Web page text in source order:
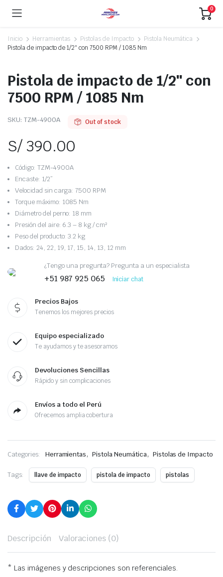
0
Inicio Herramientas Pistolas de Impacto
Pistola Neumática
Pistola de impacto de 1/2″ con 7500 RPM / 1085 Nm
Pistola de impacto de 1/2″ con
7500 RPM / 1085 Nm
SKU: TZM-4900A Out of stock
S/390.00
Código: TZM-4900A
Encaste: 1/2”
Velocidad sin carga: 7500 RPM
Torque máximo: 1085 Nm
Diámetro del perno: 18 mm
Presión del aire: 6.3 – 8 kg / cm²
Peso del producto: 3.2 kg
Dados: 24, 22, 19, 17, 15, 14, 13, 12 mm
¿Tengo una pregunta? Pregunta a un especialista
+51 987 925 065 Iniciar chat
Precios Bajos
Tenemos los mejores precios
Equipo especializado
Te ayudamos y te asesoramos
Devoluciones Sencillas
Rápido y sin complicaciones
Envíos a todo el Perú
Ofrecemos amplia cobertura
Categories: Herramientas, Pistola Neumática, Pistolas de Impacto
Tags: llave de impacto pistola de impacto pistolas
Descripción Valoraciones (0)
* Las imágenes y descripciones son referenciales.